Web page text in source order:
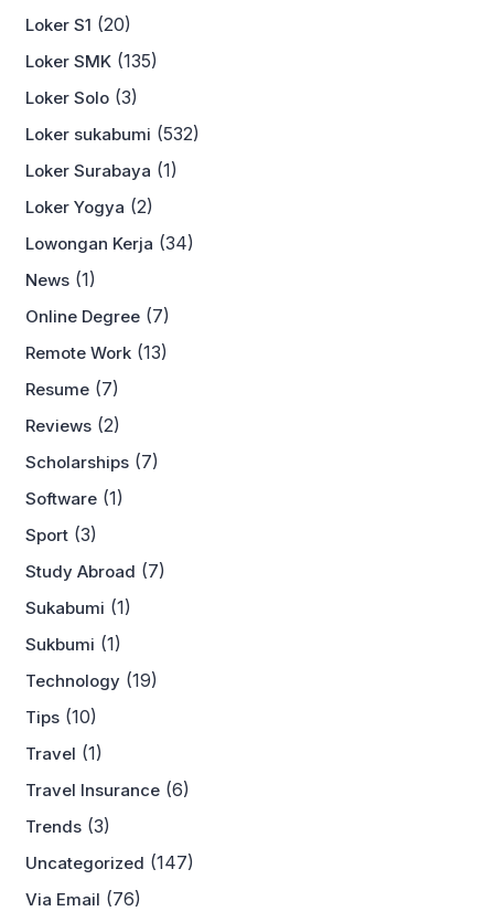
Loker S1 (20)
Loker SMK (135)
Loker Solo (3)
Loker sukabumi (532)
Loker Surabaya (1)
Loker Yogya (2)
Lowongan Kerja (34)
News (1)
Online Degree (7)
Remote Work (13)
Resume (7)
Reviews (2)
Scholarships (7)
Software (1)
Sport (3)
Study Abroad (7)
Sukabumi (1)
Sukbumi (1)
Technology (19)
Tips (10)
Travel (1)
Travel Insurance (6)
Trends (3)
Uncategorized (147)
Via Email (76)